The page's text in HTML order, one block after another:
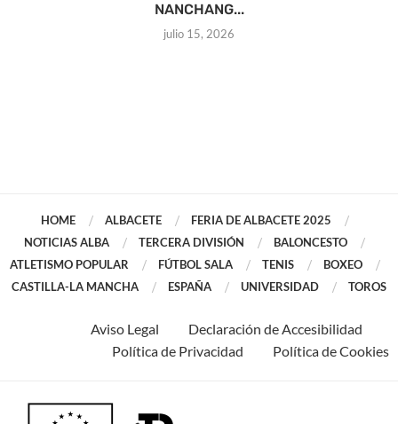
NANCHANG...
julio 15, 2026
HOME ALBACETE
FERIA DE ALBACETE 2025
NOTICIAS ALBA
TERCERA DIVISIÓN
BALONCESTO
ATLETISMO POPULAR
FÚTBOL SALA TENIS
BOXEO
CASTILLA-LA MANCHA
ESPAÑA UNIVERSIDAD TOROS
Aviso Legal
Declaración de Accesibilidad
Política de Privacidad
Política de Cookies